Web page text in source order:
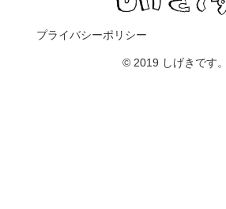
プライバシーポリシー
© 2019 しげきです。.